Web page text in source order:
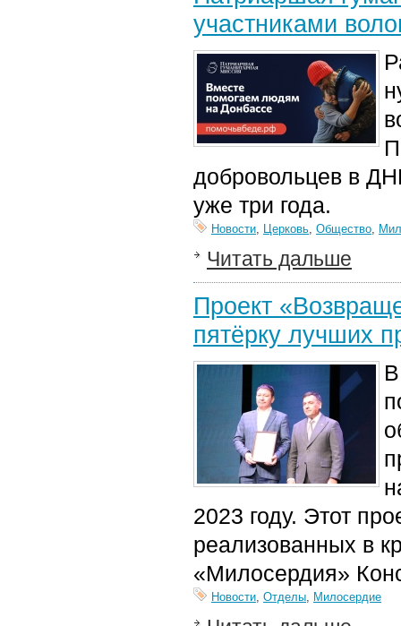
участниками
добровольцев в
уже три года.
Новости, Церковь, Общество,
Читать дальше
Проект
пятёрку лучших
2023 году. Этот
реализованных в
«Милосердия»
Новости, Отделы, Милосердие